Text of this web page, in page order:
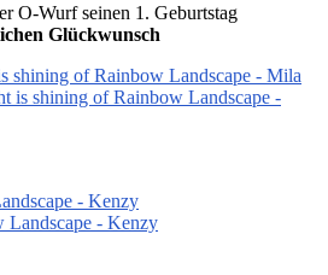
O-Wurf seinen 1. Geburtstag
Glückwunsch
shining of Rainbow Landscape - Mila
- Kenzy